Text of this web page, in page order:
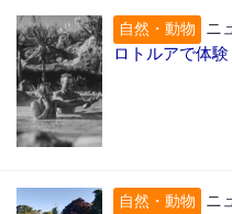
自然・動物
ニ
ロトルアで体
自然・動物
ニ